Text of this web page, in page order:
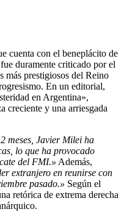
cuenta con el beneplácito de
duramente criticado por el
más prestigiosos del Reino
En un editorial,
en Argentina»,
creciente y una arriesgada
meses, Javier Milei ha
lo que ha provocado
del FMI.» Además,
extranjero en reunirse con
pasado.» Según el
retórica de extrema derecha